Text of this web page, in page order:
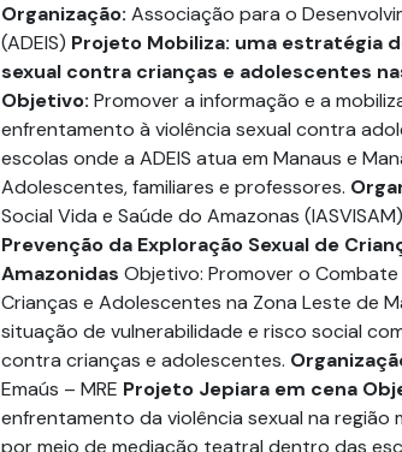
Organização: Associação para o
(ADEIS) Projeto Mobiliza: uma estratégia
sexual contra crianças e adolescentes
Objetivo: Promover a informação e a
enfrentamento à violência sexual contra
escolas onde a ADEIS atua em Manaus e
Adolescentes, familiares e professores.
Social Vida e Saúde do Amazonas (IASVISAM)
Prevenção da Exploração Sexual de
Amazonidas Objetivo: Promover o
Crianças e Adolescentes na Zona Leste de
situação de vulnerabilidade e risco social
contra crianças e adolescentes.
Emaús – MRE Projeto Jepiara em cena
enfrentamento da violência sexual na região
por meio de mediação teatral dentro das